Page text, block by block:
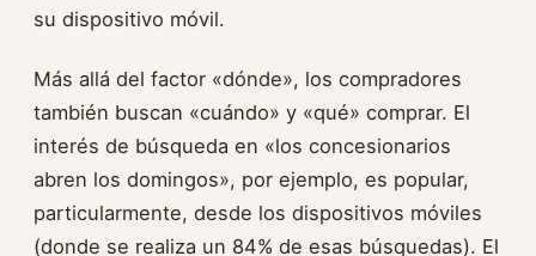
su dispositivo móvil.
Más allá del factor «dónde», los compradores
también buscan «cuándo» y «qué» comprar. El
interés de búsqueda en «los concesionarios
abren los domingos», por ejemplo, es popular,
particularmente, desde los dispositivos móviles
(donde se realiza un 84% de esas búsquedas). El